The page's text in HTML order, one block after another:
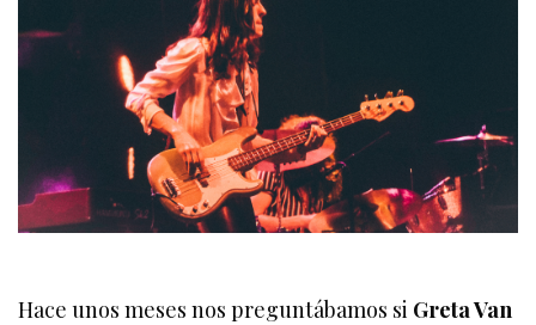
Hace unos meses nos preguntábamos si Greta Van